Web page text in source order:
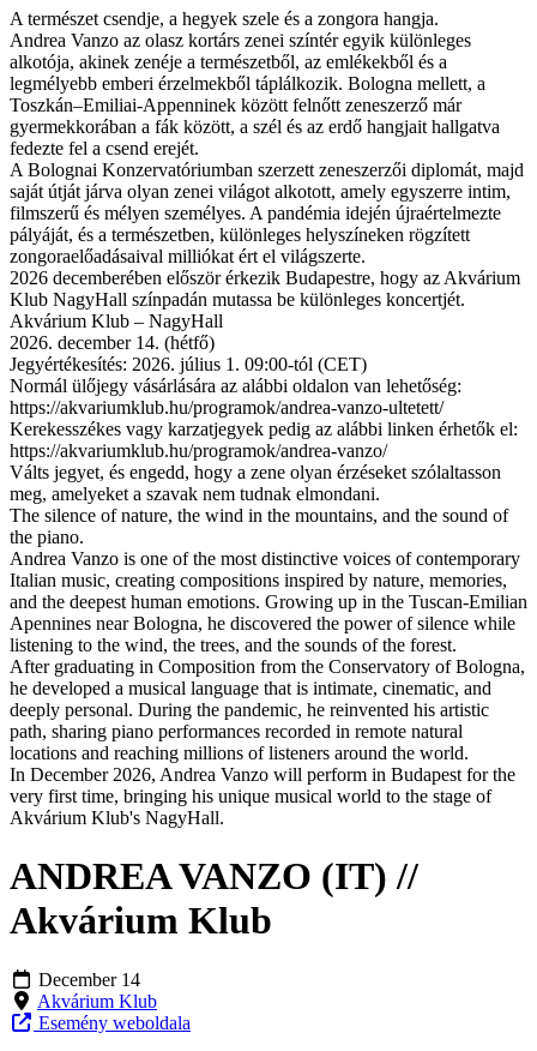
A természet csendje, a hegyek szele és a zongora hangja.
Andrea Vanzo az olasz kortárs zenei színtér egyik különleges
alkotója, akinek zenéje a természetből, az emlékekből és a
legmélyebb emberi érzelmekből táplálkozik. Bologna mellett, a
Toszkán–Emiliai-Appenninek között felnőtt zeneszerző már
gyermekkorában a fák között, a szél és az erdő hangjait hallgatva
fedezte fel a csend erejét.
A Bolognai Konzervatóriumban szerzett zeneszerzői diplomát, majd
saját útját járva olyan zenei világot alkotott, amely egyszerre intim,
filmszerű és mélyen személyes. A pandémia idején újraértelmezte
pályáját, és a természetben, különleges helyszíneken rögzített
zongoraelőadásaival milliókat ért el világszerte.
2026 decemberében először érkezik Budapestre, hogy az Akvárium
Klub NagyHall színpadán mutassa be különleges koncertjét.
Akvárium Klub – NagyHall
2026. december 14. (hétfő)
Jegyértékesítés: 2026. július 1. 09:00-tól (CET)
Normál ülőjegy vásárlására az alábbi oldalon van lehetőség:
https://akvariumklub.hu/programok/andrea-vanzo-ultetett/
Kerekesszékes vagy karzatjegyek pedig az alábbi linken érhetők el:
https://akvariumklub.hu/programok/andrea-vanzo/
Válts jegyet, és engedd, hogy a zene olyan érzéseket szólaltasson
meg, amelyeket a szavak nem tudnak elmondani.
The silence of nature, the wind in the mountains, and the sound of
the piano.
Andrea Vanzo is one of the most distinctive voices of contemporary
Italian music, creating compositions inspired by nature, memories,
and the deepest human emotions. Growing up in the Tuscan-Emilian
Apennines near Bologna, he discovered the power of silence while
listening to the wind, the trees, and the sounds of the forest.
After graduating in Composition from the Conservatory of Bologna,
he developed a musical language that is intimate, cinematic, and
deeply personal. During the pandemic, he reinvented his artistic
path, sharing piano performances recorded in remote natural
locations and reaching millions of listeners around the world.
In December 2026, Andrea Vanzo will perform in Budapest for the
very first time, bringing his unique musical world to the stage of
Akvárium Klub's NagyHall.
ANDREA VANZO (IT) //
Akvárium Klub
December 14
Akvárium Klub
Esemény weboldala